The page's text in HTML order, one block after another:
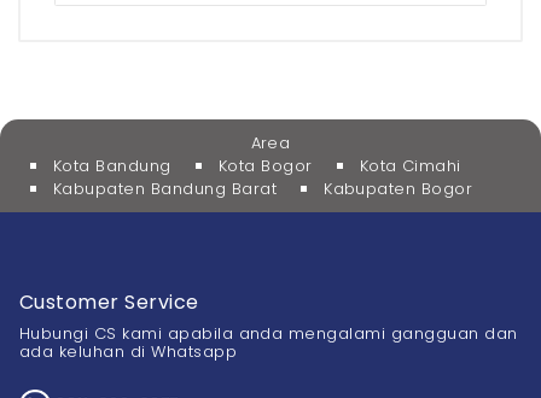
Area
Kota Bandung
Kota Bogor
Kota Cimahi
Kabupaten Bandung Barat
Kabupaten Bogor
Customer Service
Hubungi CS kami apabila anda mengalami gangguan dan
ada keluhan di Whatsapp